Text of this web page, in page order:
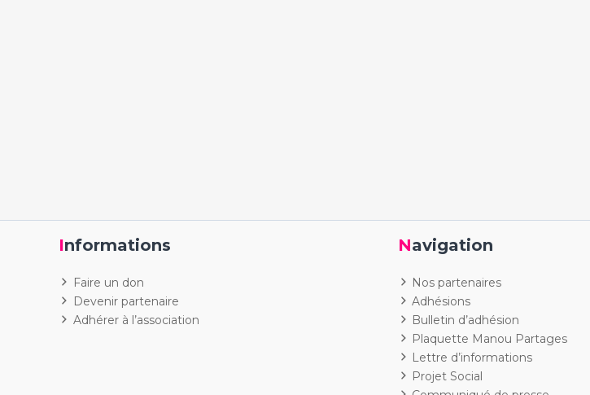
Informations
Faire un don
Devenir partenaire
Adhérer à l’association
Navigation
Nos partenaires
Adhésions
Bulletin d’adhésion
Plaquette Manou Partages
Lettre d’informations
Projet Social